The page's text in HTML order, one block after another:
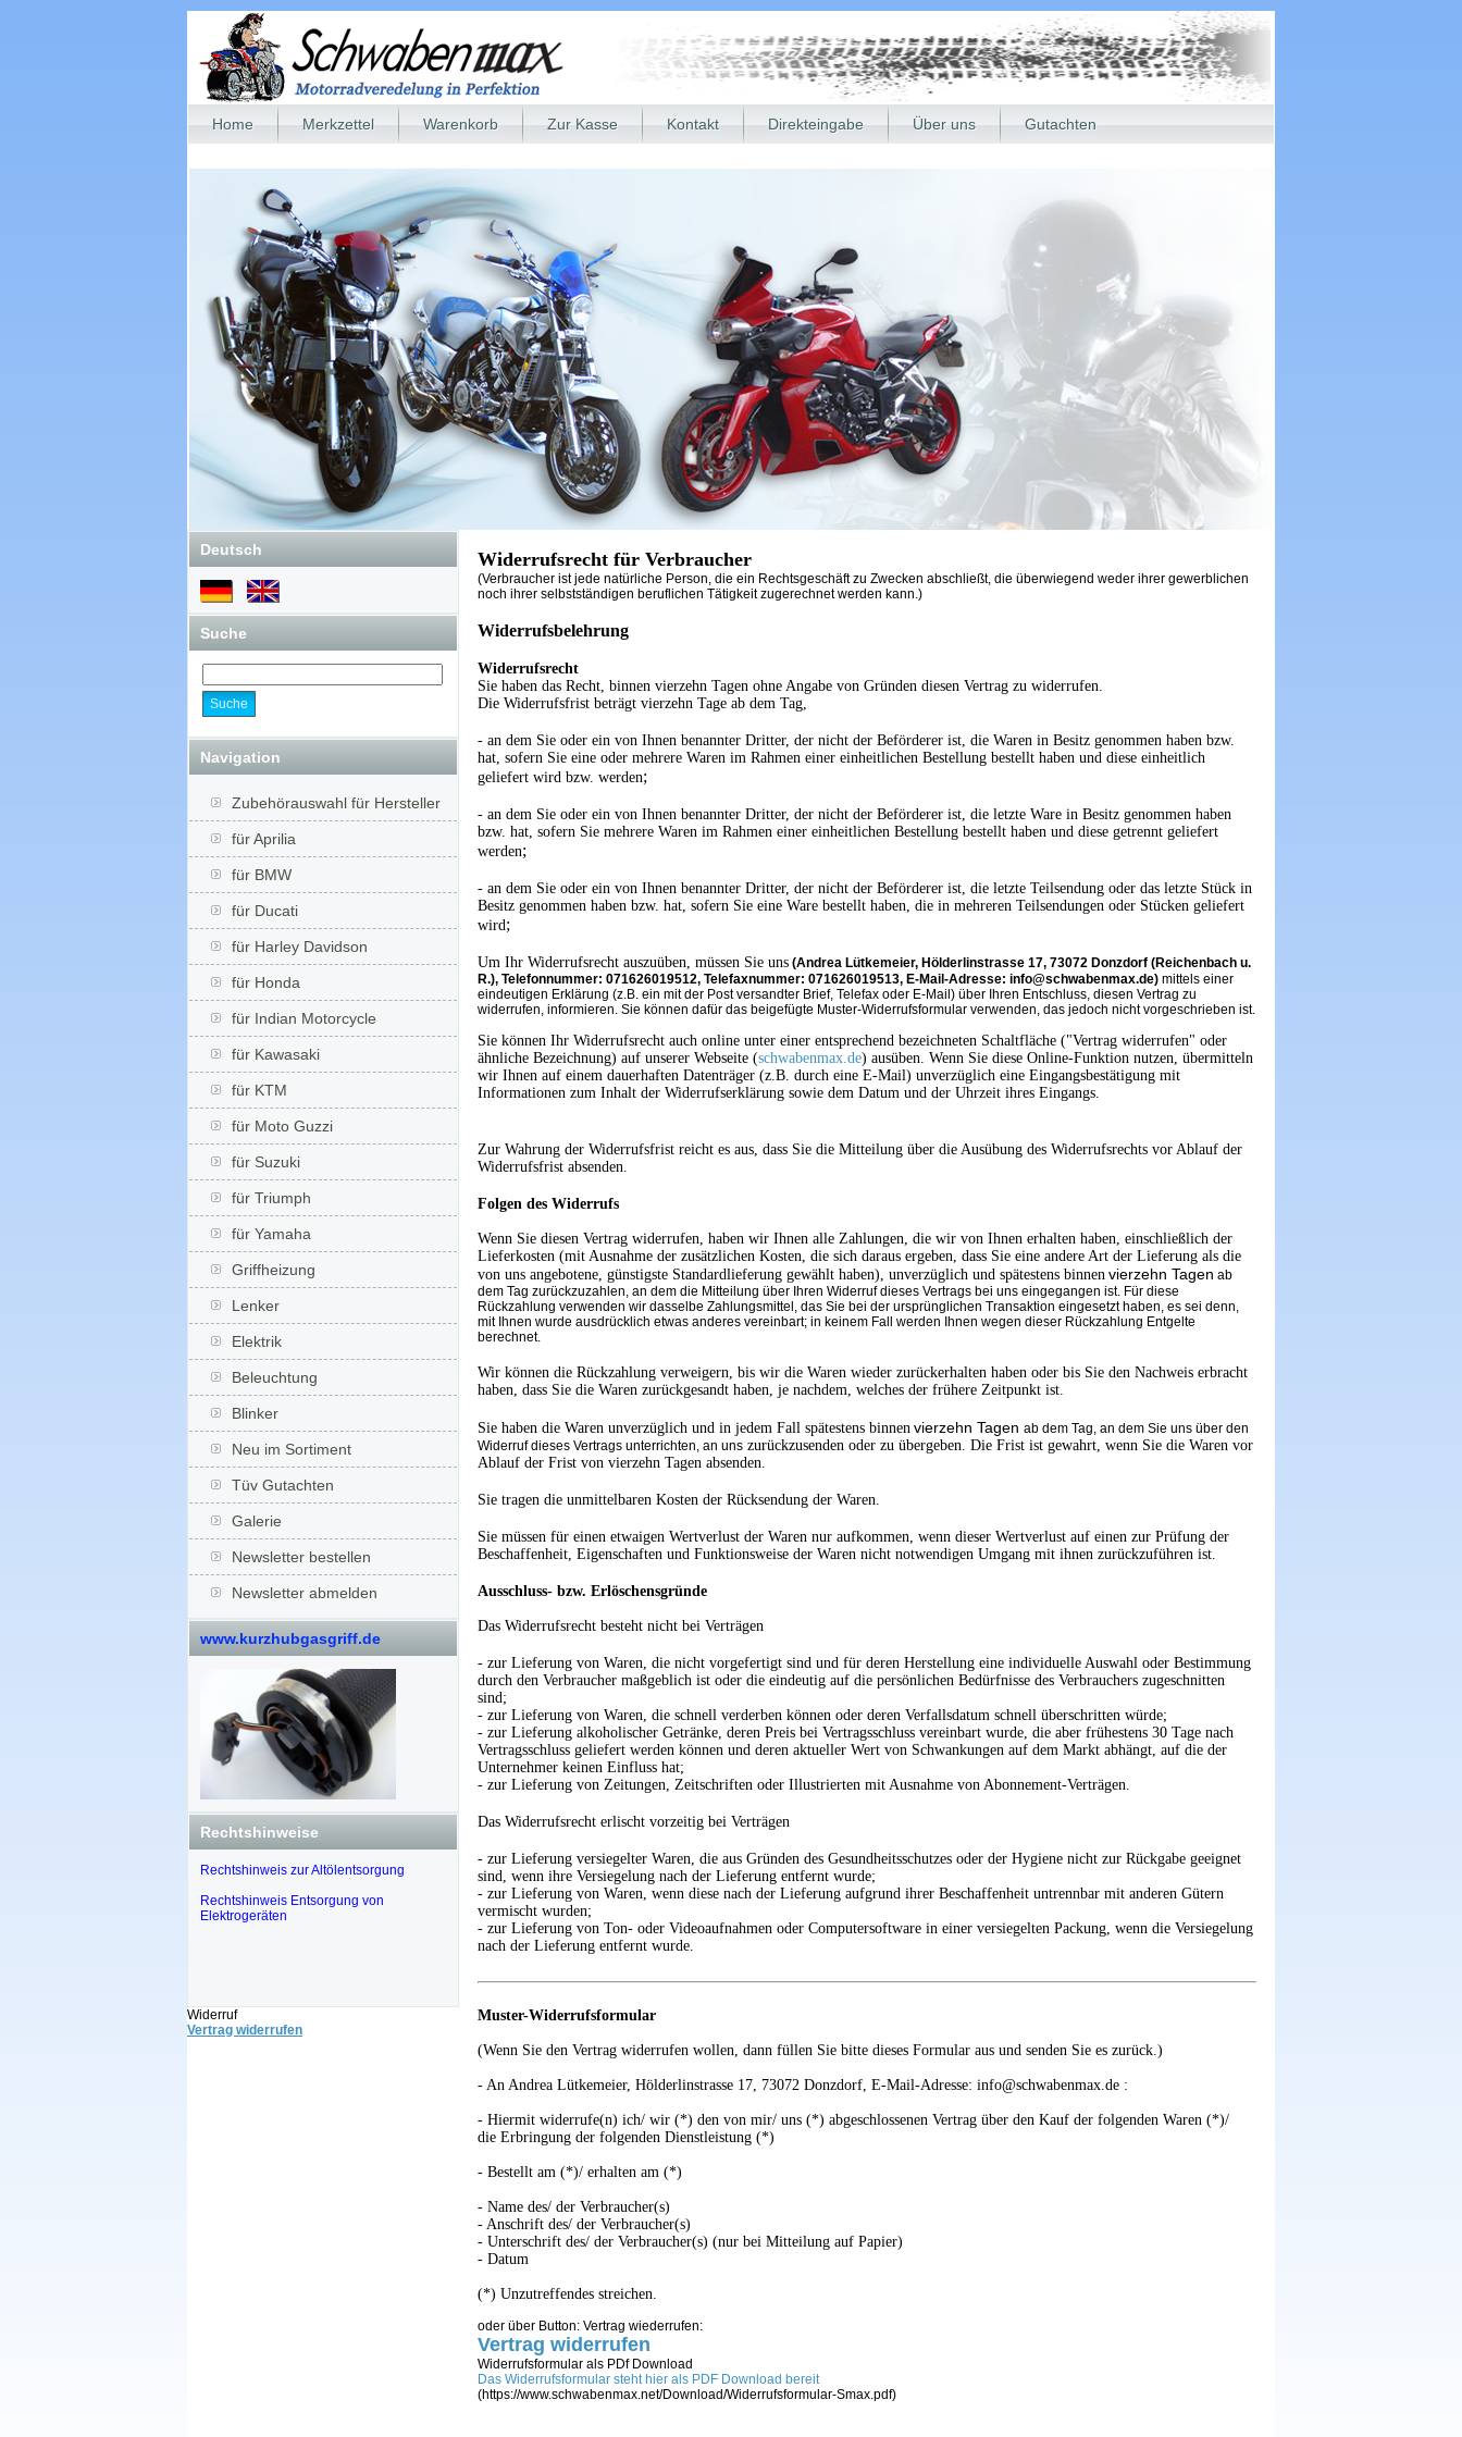
Home Merkzettel Warenkorb Zur Kasse Kontakt Direkteingabe Über uns Gutachten
Deutsch
Suche
Navigation
Zubehörauswahl für Hersteller
für Aprilia
für BMW
für Ducati
für Harley Davidson
für Honda
für Indian Motorcycle
für Kawasaki
für KTM
für Moto Guzzi
für Suzuki
für Triumph
für Yamaha
Griffheizung
Lenker
Elektrik
Beleuchtung
Blinker
Neu im Sortiment
Tüv Gutachten
Galerie
Newsletter bestellen
Newsletter abmelden
www.kurzhubgasgriff.de
Rechtshinweise
Rechtshinweis zur Altölentsorgung
Rechtshinweis Entsorgung von
Elektrogeräten
Widerruf
Vertrag widerrufen
Widerrufsrecht für Verbraucher
(Verbraucher ist jede natürliche Person, die ein Rechtsgeschäft zu Zwecken abschließt, die überwiegend weder ihrer gewerblichen
noch ihrer selbstständigen beruflichen Tätigkeit zugerechnet werden kann.)
Widerrufsbelehrung
Widerrufsrecht
Sie haben das Recht, binnen vierzehn Tagen ohne Angabe von Gründen diesen Vertrag zu widerrufen.
Die Widerrufsfrist beträgt vierzehn Tage ab dem Tag,
- an dem Sie oder ein von Ihnen benannter Dritter, der nicht der Beförderer ist, die Waren in Besitz genommen haben bzw.
hat, sofern Sie eine oder mehrere Waren im Rahmen einer einheitlichen Bestellung bestellt haben und diese einheitlich
geliefert wird bzw. werden;
- an dem Sie oder ein von Ihnen benannter Dritter, der nicht der Beförderer ist, die letzte Ware in Besitz genommen haben
bzw. hat, sofern Sie mehrere Waren im Rahmen einer einheitlichen Bestellung bestellt haben und diese getrennt geliefert
werden;
- an dem Sie oder ein von Ihnen benannter Dritter, der nicht der Beförderer ist, die letzte Teilsendung oder das letzte Stück in
Besitz genommen haben bzw. hat, sofern Sie eine Ware bestellt haben, die in mehreren Teilsendungen oder Stücken geliefert
wird;
Um Ihr Widerrufsrecht auszuüben, müssen Sie uns (Andrea Lütkemeier, Hölderlinstrasse 17, 73072 Donzdorf (Reichenbach u.
R.), Telefonnummer: 071626019512, Telefaxnummer: 071626019513, E-Mail-Adresse: info@schwabenmax.de) mittels einer
eindeutigen Erklärung (z.B. ein mit der Post versandter Brief, Telefax oder E-Mail) über Ihren Entschluss, diesen Vertrag zu
widerrufen, informieren. Sie können dafür das beigefügte Muster-Widerrufsformular verwenden, das jedoch nicht vorgeschrieben ist.
Sie können Ihr Widerrufsrecht auch online unter einer entsprechend bezeichneten Schaltfläche ("Vertrag widerrufen" oder
ähnliche Bezeichnung) auf unserer Webseite (schwabenmax.de) ausüben. Wenn Sie diese Online-Funktion nutzen, übermitteln
wir Ihnen auf einem dauerhaften Datenträger (z.B. durch eine E-Mail) unverzüglich eine Eingangsbestätigung mit
Informationen zum Inhalt der Widerrufserklärung sowie dem Datum und der Uhrzeit ihres Eingangs.
Zur Wahrung der Widerrufsfrist reicht es aus, dass Sie die Mitteilung über die Ausübung des Widerrufsrechts vor Ablauf der
Widerrufsfrist absenden.
Folgen des Widerrufs
Wenn Sie diesen Vertrag widerrufen, haben wir Ihnen alle Zahlungen, die wir von Ihnen erhalten haben, einschließlich der
Lieferkosten (mit Ausnahme der zusätzlichen Kosten, die sich daraus ergeben, dass Sie eine andere Art der Lieferung als die
von uns angebotene, günstigste Standardlieferung gewählt haben), unverzüglich und spätestens binnen vierzehn Tagen ab
dem Tag zurückzuzahlen, an dem die Mitteilung über Ihren Widerruf dieses Vertrags bei uns eingegangen ist. Für diese
Rückzahlung verwenden wir dasselbe Zahlungsmittel, das Sie bei der ursprünglichen Transaktion eingesetzt haben, es sei denn,
mit Ihnen wurde ausdrücklich etwas anderes vereinbart; in keinem Fall werden Ihnen wegen dieser Rückzahlung Entgelte
berechnet.
Wir können die Rückzahlung verweigern, bis wir die Waren wieder zurückerhalten haben oder bis Sie den Nachweis erbracht
haben, dass Sie die Waren zurückgesandt haben, je nachdem, welches der frühere Zeitpunkt ist.
Sie haben die Waren unverzüglich und in jedem Fall spätestens binnen vierzehn Tagen ab dem Tag, an dem Sie uns über den
Widerruf dieses Vertrags unterrichten, an uns zurückzusenden oder zu übergeben. Die Frist ist gewahrt, wenn Sie die Waren vor
Ablauf der Frist von vierzehn Tagen absenden.
Sie tragen die unmittelbaren Kosten der Rücksendung der Waren.
Sie müssen für einen etwaigen Wertverlust der Waren nur aufkommen, wenn dieser Wertverlust auf einen zur Prüfung der
Beschaffenheit, Eigenschaften und Funktionsweise der Waren nicht notwendigen Umgang mit ihnen zurückzuführen ist.
Ausschluss- bzw. Erlöschensgründe
Das Widerrufsrecht besteht nicht bei Verträgen
- zur Lieferung von Waren, die nicht vorgefertigt sind und für deren Herstellung eine individuelle Auswahl oder Bestimmung
durch den Verbraucher maßgeblich ist oder die eindeutig auf die persönlichen Bedürfnisse des Verbrauchers zugeschnitten
sind;
- zur Lieferung von Waren, die schnell verderben können oder deren Verfallsdatum schnell überschritten würde;
- zur Lieferung alkoholischer Getränke, deren Preis bei Vertragsschluss vereinbart wurde, die aber frühestens 30 Tage nach
Vertragsschluss geliefert werden können und deren aktueller Wert von Schwankungen auf dem Markt abhängt, auf die der
Unternehmer keinen Einfluss hat;
- zur Lieferung von Zeitungen, Zeitschriften oder Illustrierten mit Ausnahme von Abonnement-Verträgen.
Das Widerrufsrecht erlischt vorzeitig bei Verträgen
- zur Lieferung versiegelter Waren, die aus Gründen des Gesundheitsschutzes oder der Hygiene nicht zur Rückgabe geeignet
sind, wenn ihre Versiegelung nach der Lieferung entfernt wurde;
- zur Lieferung von Waren, wenn diese nach der Lieferung aufgrund ihrer Beschaffenheit untrennbar mit anderen Gütern
vermischt wurden;
- zur Lieferung von Ton- oder Videoaufnahmen oder Computersoftware in einer versiegelten Packung, wenn die Versiegelung
nach der Lieferung entfernt wurde.
Muster-Widerrufsformular
(Wenn Sie den Vertrag widerrufen wollen, dann füllen Sie bitte dieses Formular aus und senden Sie es zurück.)
- An Andrea Lütkemeier, Hölderlinstrasse 17, 73072 Donzdorf, E-Mail-Adresse: info@schwabenmax.de :
- Hiermit widerrufe(n) ich/ wir (*) den von mir/ uns (*) abgeschlossenen Vertrag über den Kauf der folgenden Waren (*)/
die Erbringung der folgenden Dienstleistung (*)
- Bestellt am (*)/ erhalten am (*)
- Name des/ der Verbraucher(s)
- Anschrift des/ der Verbraucher(s)
- Unterschrift des/ der Verbraucher(s) (nur bei Mitteilung auf Papier)
- Datum
(*) Unzutreffendes streichen.
oder über Button: Vertrag wiederrufen:
Vertrag widerrufen
Widerrufsformular als PDf Download
Das Widerrufsformular steht hier als PDF Download bereit
(https://www.schwabenmax.net/Download/Widerrufsformular-Smax.pdf)